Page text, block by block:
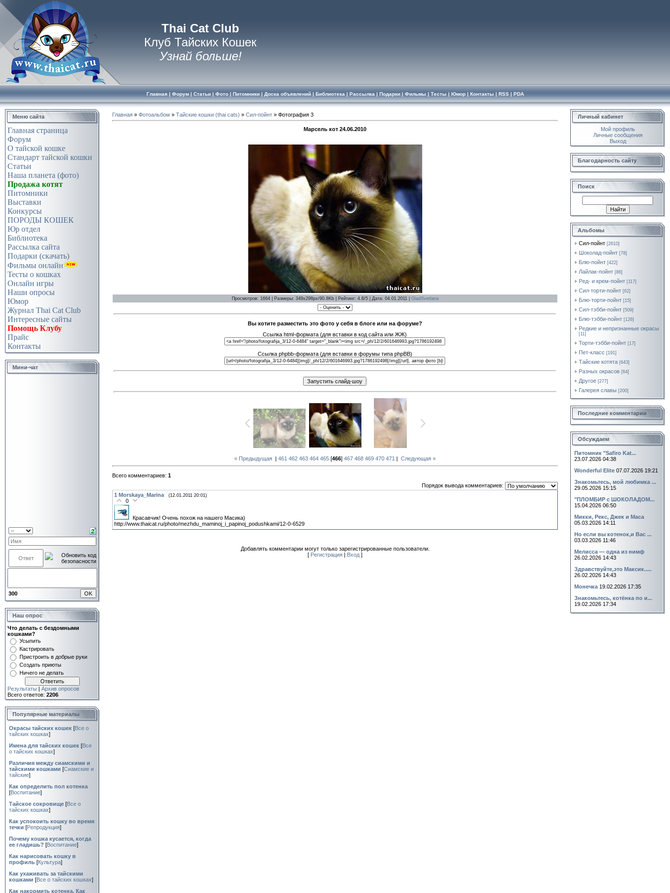
Thai Cat Club
Клуб Тайских Кошек
Узнай больше!
Главная| Форум| Статьи| Фото| Питомники| Доска объявлений| Библиотека | Рассылка | Подарки| Фильмы | Тесты | Юмор| Контакты | RSS| PDA
Меню сайта
Главная страница
Форум
О тайской кошке
Стандарт тайской кошки
Статьи
Наша планета (фото)
Продажа котят
Питомники
Выставки
Конкурсы
ПОРОДЫ КОШЕК
Юр отдел
Библиотека
Рассылка сайта
Подарки (скачать)
Фильмы онлайн
Тесты о кошках
Онлайн игры
Наши опросы
Юмор
Журнал Thai Cat Club
Интересные сайты
Помощь Клубу
Прайс
Контакты
Мини-чат
300
Наш опрос
Что делать с бездомными
кошками?
Усыпить
Кастрировать
Пристроить в добрые руки
Создать приюты
Ничего не делать
Результаты | Архив опросов
Всего ответов: 2206
Популярные материалы
Окрасы тайских кошек [Все о
тайских кошках]
Имена для тайских кошек [Все
о тайских кошках]
Различия между сиамскими и
тайскими кошками [Сиамские и
тайские]
Как определить пол котенка
[Воспитание]
Тайское сокровище [Все о
тайских кошках]
Как успокоить кошку во время
течки [Репродукция]
Почему кошка кусается, когда
ее гладишь? [Воспитание]
Как нарисовать кошку в
профиль [Культура]
Как ухаживать за тайскими
кошками [Все о тайских кошках]
Как накормить котенка. Как
Главная » Фотоальбом » Тайские кошки (thai cats) » Сил-пойнт » Фотография 3
Марсель кот 24.06.2010
Просмотров: 1664 | Размеры: 349x298px/90.8Kb | Рейтинг: 4.8/5 | Дата: 04.01.2011 | GladSvetlana
Вы хотите разместить это фото у себя в блоге или на форуме?
Ссылка html-формата (для вставки в код сайта или ЖЖ)
Ссылка phpbb-формата (для вставки в форумы типа phpBB)
« Предыдущая | 461 462 463 464 465 [466] 467 468 469 470 471 | Следующая »
Всего комментариев: 1
Порядок вывода комментариев:
1
Morskaya_Marina (12.01.2011 20:01)
0
Красавчик! Очень похож на нашего Масика)
http://www.thaicat.ru/photo/mezhdu_maminoj_i_papinoj_podushkami/12-0-6529
Добавлять комментарии могут только зарегистрированные пользователи.
[ Регистрация Вход ]
Личный кабинет
Мой профиль
Личные сообщения
Выход
Благодарность сайту
Поиск
Альбомы
Сил-пойнт [2610]
Шоколад-пойнт [78]
Блю-пойнт [422]
Лайлак-пойнт [86]
Ред- и крем-пойнт [117]
Сил-торти-пойнт [62]
Блю-торти-пойнт [15]
Сил-тэбби-пойнт [509]
Блю-тэбби-пойнт [126]
Редкие и непризнанные окрасы
[11]
Торти-тэбби-пойнт [17]
Пет-класс [191]
Тайские котята [643]
Разных окрасов [64]
Другое [277]
Галерея славы [200]
Последние комментарии
Обсуждаем
Питомник "Safiro Kat...
23.07.2026 04:38
Wonderful Elite 07.07.2026 19:21
Знакомьтесь, мой любимка ...
29.05.2026 15:15
"ПЛОМБИР с ШОКОЛАДОМ...
15.04.2026 06:50
Микки, Рекс, Джек и Маса
05.03.2026 14:11
Но если вы котенок,и Вас ...
03.03.2026 11:46
Мелисса — одна из нимф
26.02.2026 14:43
Здравствуйте,это Максик.....
26.02.2026 14:43
Монечка 19.02.2026 17:35
Знакомьтесь, котёнка по и...
19.02.2026 17:34